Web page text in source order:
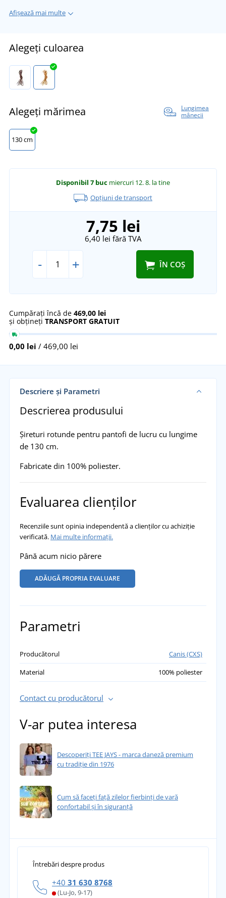
Afișează mai multe
Alegeți culoarea
Alegeți mărimea
Lungimea
mânecii
130 cm
Disponibil 7 buc miercuri 12. 8. la tine
Opțiuni de transport
7,75 lei
6,40 lei fără TVA
- + ÎN COȘ
Cumpărați încă de 469,00 lei
și obțineți TRANSPORT GRATUIT
0,00 lei / 469,00 lei
Descriere și Parametri
Descrierea produsului
Șireturi rotunde pentru pantofi de lucru cu lungime
de 130 cm.
Fabricate din 100% poliester.
Evaluarea clienților
Recenziile sunt opinia independentă a clienților cu achiziție
verificată. Mai multe informații.
Până acum nicio părere
ADĂUGĂ PROPRIA EVALUARE
Parametri
Producătorul
Canis (CXS)
Material
100% poliester
Contact cu producătorul
V-ar putea interesa
Descoperiți TEE JAYS - marca daneză premium
cu tradiție din 1976
Cum să faceți față zilelor fierbinți de vară
confortabil și în siguranță
Întrebări despre produs
+40 31 630 8768
(Lu-Jo, 9-17)